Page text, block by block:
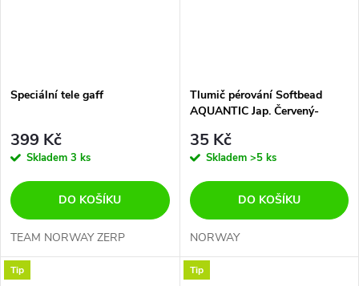
Speciální tele gaff
399 Kč
Skladem 3 ks
DO KOŠÍKU
TEAM NORWAY ZERP
Tlumič pérování Softbead
AQUANTIC Jap. Červený-
35 Kč
Skladem >5 ks
DO KOŠÍKU
NORWAY
Tip Tip